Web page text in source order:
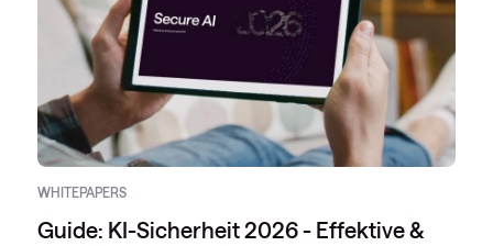
WHITEPAPERS
Guide: KI-Sicherheit 2026 - Effektive &